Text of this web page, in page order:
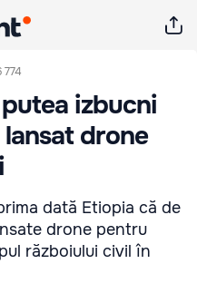
774
izbucni
drone
dată Etiopia că de
drone pentru
războiului civil în